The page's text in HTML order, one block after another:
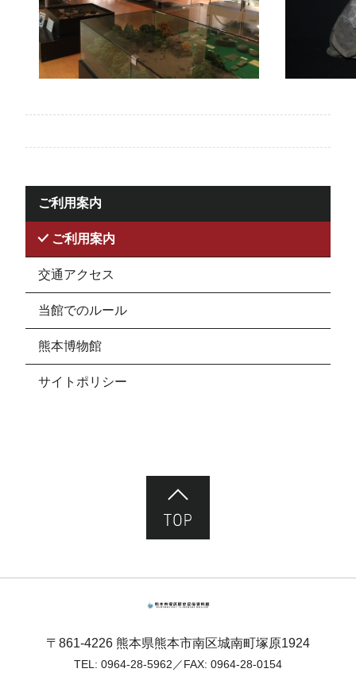
ご利用案内
ご利用案内
交通アクセス
当館でのルール
熊本博物館
サイトポリシー
〒861-4226 熊本県熊本市南区城南町塚原1924
TEL: 0964-28-5962 ／FAX: 0964-28-0154